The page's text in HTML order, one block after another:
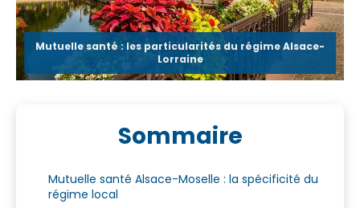
Mutuelle santé : les particularités du régime Alsace-
Lorraine
Sommaire
Mutuelle santé Alsace-Moselle : la spécificité du
régime local